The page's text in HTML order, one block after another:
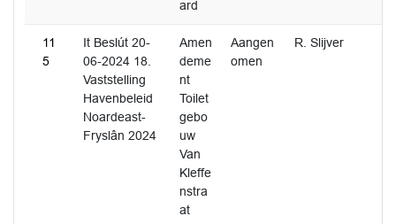
ard
11
5
It Beslút 20-
06-2024 18.
Vaststelling
Havenbeleid
Noardeast-
Fryslân 2024
Amen
deme
nt
Toilet
gebo
uw
Van
Kleffe
nstra
at
Aangen
omen
R. Slijver